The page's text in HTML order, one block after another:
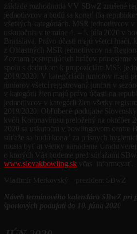
základe rozhodnutia VV SBwZ zrušené
jednotlivcov a budú sa konať iba
všetkých kategóriách. MSR jednotlivcov v
uskutočnia v termíne 4. – 5. júla 2020 v
Bratislava. Právo účasti majú všetci hráči,
z Oblastných MSR jednotlivcov na
Zoznam postupujúcich hráčov prinesieme
spolu s dodatkom k propozíciám MSR
2019/2020. V kategóriách juniorov majú
juniorov všetci registrovaný juniori v
v kategórii žien majú právo účasti na
jednotlivcov v kategórii žien všetky
2019/2020. Obľúbené podujatie
kvôli Koronavírusu preložený na október
2020 sa uskutoční v bowlingovom centre
súťaže sa budú konať za prísnych
musia byť aj všetky nariadenia Úradu
o ktorých Vás budeme pred súťažami
www.slovakbowling.sk včas informovať.
Vladimír Merkovský – prezident SBwZ
Návrh termínového kalendára SBwZ pri
športových podujatí do 10. júna 2020